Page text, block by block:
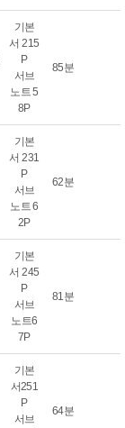
기본
서 215
P
서브
노트 5
8P
85분
기본
서 231
P
서브
노트 6
2P
62분
기본
서 245
P
서브
노트6
7P
81분
기본
서251
P
서브
64분